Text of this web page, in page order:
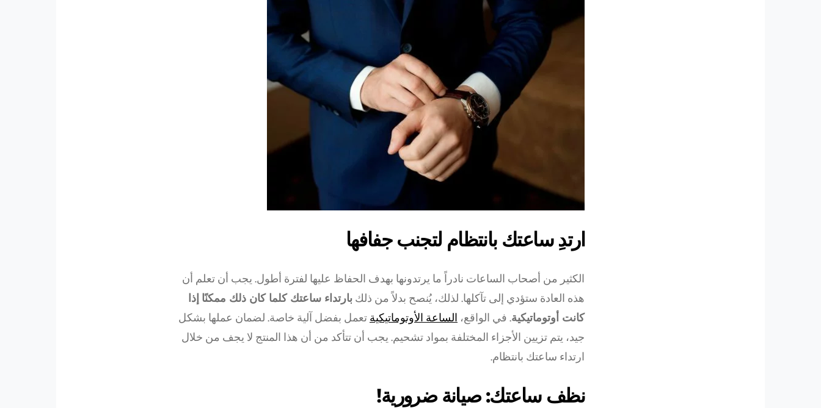
ارتدِ ساعتك بانتظام لتجنب جفافها
الكثير من أصحاب الساعات نادراً ما يرتدونها بهدف الحفاظ عليها لفترة أطول. يجب أن تعلم أن
هذه العادة ستؤدي إلى تآكلها. لذلك، يُنصح بدلاً من ذلك بارتداء ساعتك كلما كان ذلك ممكنًا إذا
كانت أوتوماتيكية. في الواقع، الساعة الأوتوماتيكية تعمل بفضل آلية خاصة. لضمان عملها بشكل
جيد، يتم تزيين الأجزاء المختلفة بمواد تشحيم. يجب أن تتأكد من أن هذا المنتج لا يجف من خلال
ارتداء ساعتك بانتظام.
نظف ساعتك: صيانة ضرورية!